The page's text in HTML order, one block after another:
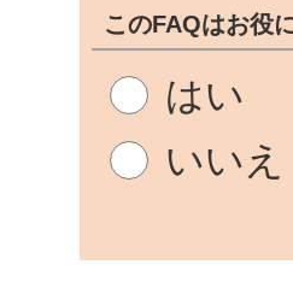
このFAQはお役
はい
いいえ